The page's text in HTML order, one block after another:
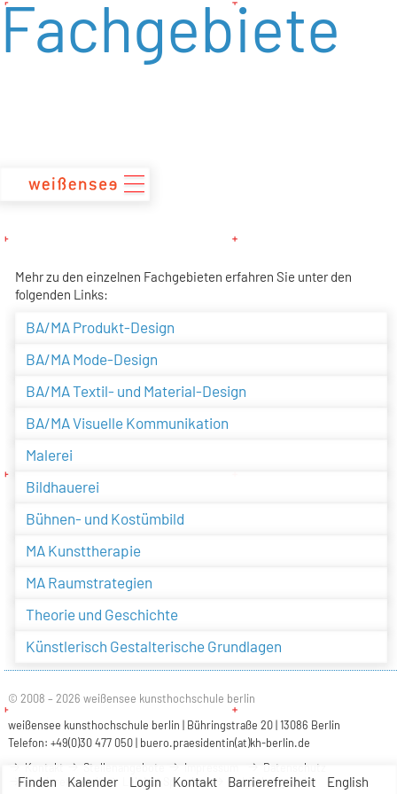
zum
Inhalt
Finden Kalender Login Kontakt Barrierefreiheit English
Fachgebiete
Mehr zu den einzelnen Fachgebieten erfahren Sie unter den
folgenden Links:
BA/MA Produkt-Design
BA/MA Mode-Design
BA/MA Textil- und Material-Design
BA/MA Visuelle Kommunikation
Malerei
Bildhauerei
Bühnen- und Kostümbild
MA Kunsttherapie
MA Raumstrategien
Theorie und Geschichte
Künstlerisch Gestalterische Grundlagen
© 2008 – 2026 weißensee kunsthochschule berlin
weißensee kunsthochschule berlin | Bühringstraße 20 | 13086 Berlin
Telefon: +49(0)30 477 050 | buero.praesidentin(at)kh-berlin.de
Kontakt
Stellenangebote Impressum
Datenschutz
Barrierefreiheit
Leichte Sprache Gebärdensprache